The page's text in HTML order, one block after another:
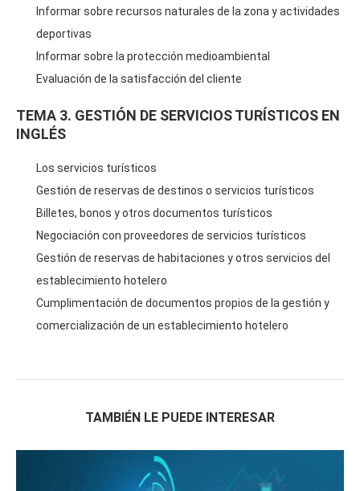
Informar sobre recursos naturales de la zona y actividades
deportivas
Informar sobre la protección medioambiental
Evaluación de la satisfacción del cliente
TEMA 3. GESTIÓN DE SERVICIOS TURÍSTICOS EN
INGLÉS
Los servicios turísticos
Gestión de reservas de destinos o servicios turísticos
Billetes, bonos y otros documentos turísticos
Negociación con proveedores de servicios turísticos
Gestión de reservas de habitaciones y otros servicios del
establecimiento hotelero
Cumplimentación de documentos propios de la gestión y
comercialización de un establecimiento hotelero
TAMBIÉN LE PUEDE INTERESAR